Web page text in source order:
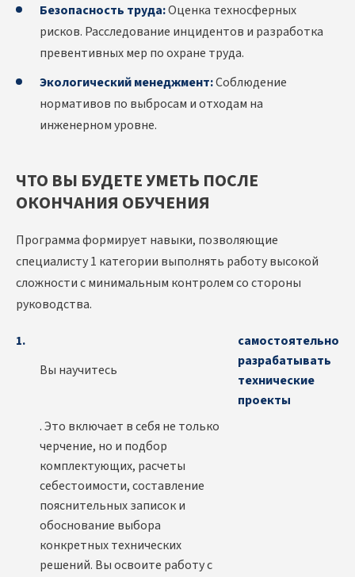
Безопасность труда:Оценка техносферных
рисков. Расследование инцидентов и разработка
превентивных мер по охране труда.
Экологический менеджмент:Соблюдение
нормативов по выбросам и отходам на
инженерном уровне.
ЧТО ВЫ БУДЕТЕ УМЕТЬ ПОСЛЕ
ОКОНЧАНИЯ ОБУЧЕНИЯ
Программа формирует навыки, позволяющие
специалисту 1 категории выполнять работу высокой
сложности с минимальным контролем со стороны
руководства.
Вы научитесь
самостоятельно
разрабатывать
технические
проекты
. Это включает в себя не только
черчение, но и подбор
комплектующих, расчеты
себестоимости, составление
пояснительных записок и
обоснование выбора
конкретных технических
решений. Вы освоите работу с